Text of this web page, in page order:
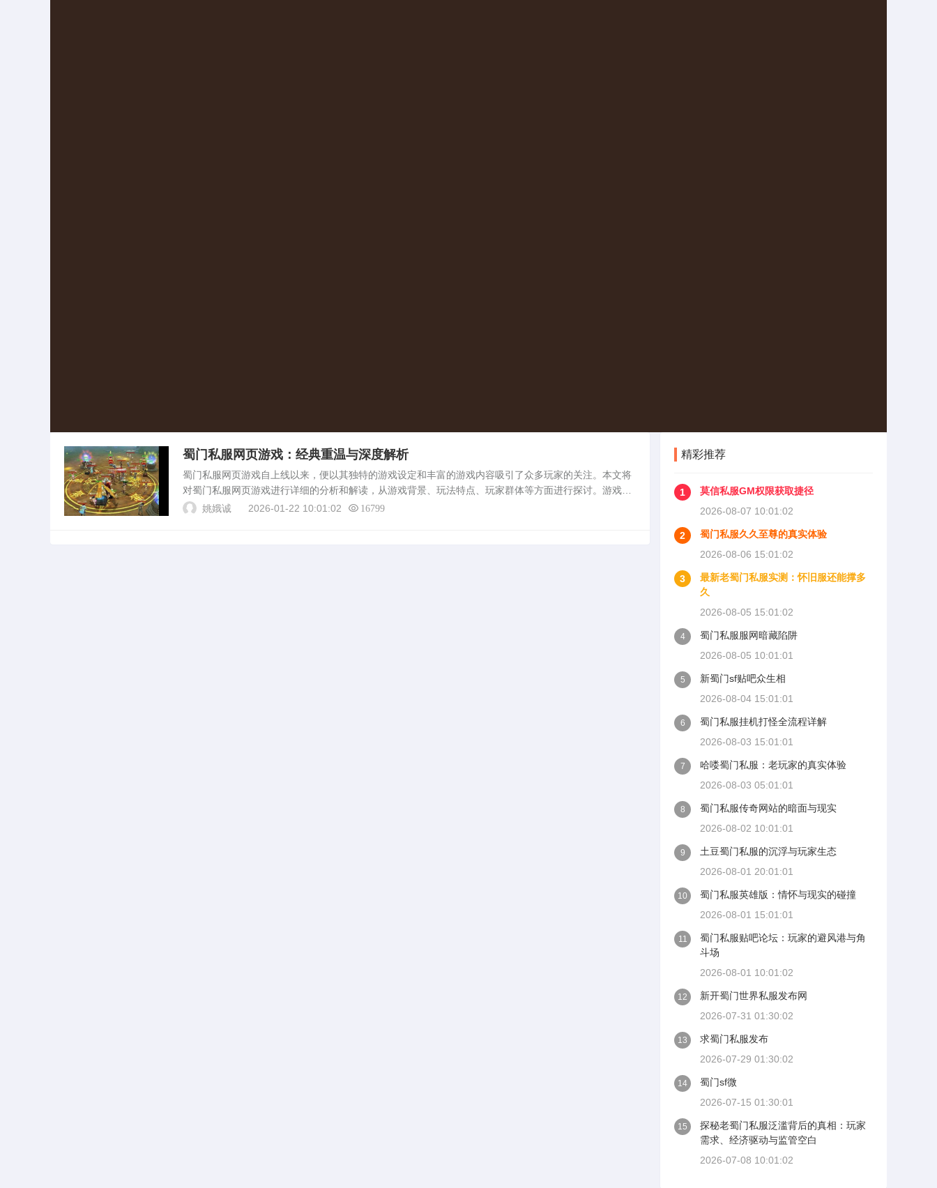
蜀门私服网页游戏：经典重温与深度解析
蜀门私服网页游戏自上线以来，便以其独特的游戏设定和丰富的游戏内容吸引了众多玩家的关注。本文将
对蜀门私服网页游戏进行详细的分析和解读，从游戏背景、玩法特点、玩家群体等方面进行探讨。游戏背
景蜀门私服网页游戏是一款以中国古代神话为背景的MMORPG（大型多人在线角色扮演游戏）。在游戏
姚娥诚 2026-01-22 10:01:02 16799
精彩推荐
1
莫信私服GM权限获取捷径
2026-08-07 10:01:02
2
蜀门私服久久至尊的真实体验
2026-08-06 15:01:02
3
最新老蜀门私服实测：怀旧服还能撑多
久
2026-08-05 15:01:02
4
蜀门私服服网暗藏陷阱
2026-08-05 10:01:01
5
新蜀门sf贴吧众生相
2026-08-04 15:01:01
6
蜀门私服挂机打怪全流程详解
2026-08-03 15:01:01
7
哈喽蜀门私服：老玩家的真实体验
2026-08-03 05:01:01
8
蜀门私服传奇网站的暗面与现实
2026-08-02 10:01:01
9
土豆蜀门私服的沉浮与玩家生态
2026-08-01 20:01:01
10
蜀门私服英雄版：情怀与现实的碰撞
2026-08-01 15:01:01
11
蜀门私服贴吧论坛：玩家的避风港与角
斗场
2026-08-01 10:01:02
12
新开蜀门世界私服发布网
2026-07-31 01:30:02
13
求蜀门私服发布
2026-07-29 01:30:02
14
蜀门sf微
2026-07-15 01:30:01
15
探秘老蜀门私服泛滥背后的真相：玩家
需求、经济驱动与监管空白
2026-07-08 10:01:02